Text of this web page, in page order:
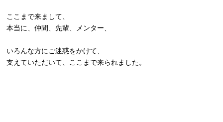
ここまで来まして、
本当に、仲間、先輩、メンター、
いろんな方にご迷惑をかけて、
支えていただいて、ここまで来られました。